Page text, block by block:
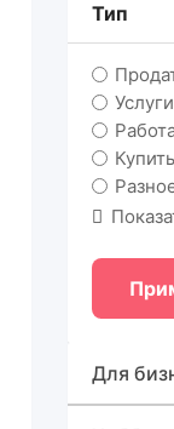
Тип
Услуги
Купить
Для